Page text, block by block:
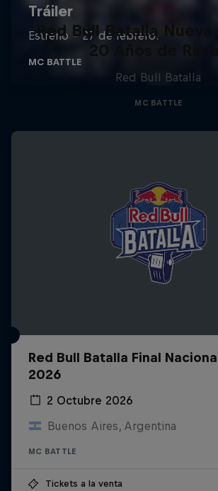
Red Bull Batalla Nueva
20 Años de
Red Bull Batalla
MC BATTLE
Red Bull Batalla Final
2026
2 Octubre 2026
Buenos Aires, Argentina
MC BATTLE
Tickets a la venta